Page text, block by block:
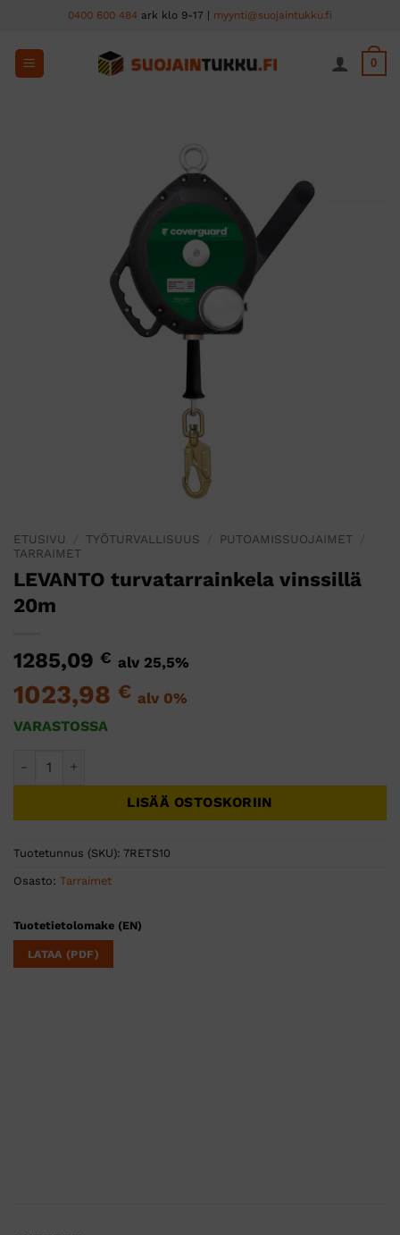
content
0400 600 484 ark klo 9-17 | myynti@suojaintukku.fi
0
ETUSIVU TYÖTURVALLISUUS PUTOAMISSUOJAIMET
TARRAIMET
LEVANTO turvatarrainkela vinssillä
20m
1285,09 € alv 25,5%
1023,98 € alv 0%
VARASTOSSA
LISÄÄ OSTOSKORIIN
Tuotetunnus (SKU): 7RETS10
Osasto: Tarraimet
Tuotetietolomake (EN)
LATAA (PDF)